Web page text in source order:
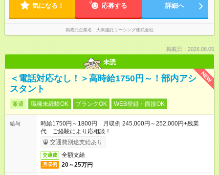
軽にご相談ください！ ◆1か月ごとのシフト提出制 ◆業務特性お
ます。
気になる！ 応募する 詳細へ
掲載元企業名 大東建託リーシング株式会社
掲載日：2026.08.05
未読
NEW
＜電話対応なし！＞高時給1750円～！部内アシ
スタント
派遣 職種未経験OK ブランクOK WEB登録・面接OK
給与
時給1750円～1800円 月収例 245,000円～252,000円+残業
代 ご経験により応相談！
交通費別途支給あり
交通費 全額支給
月収例 20～25万円